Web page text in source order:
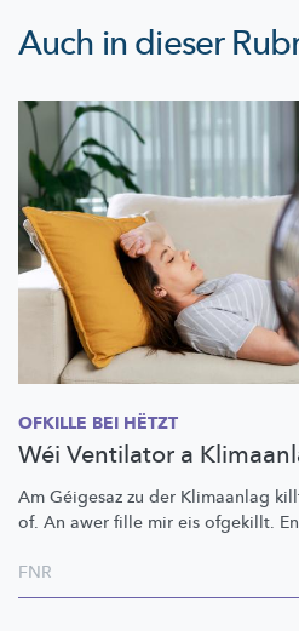
Auch in dieser
OFKILLE BEI HËTZT
Wéi Ventilator a
Am Géigesaz zu der Klimaanlag
of. An awer fille mir eis ofgekillt.
FNR